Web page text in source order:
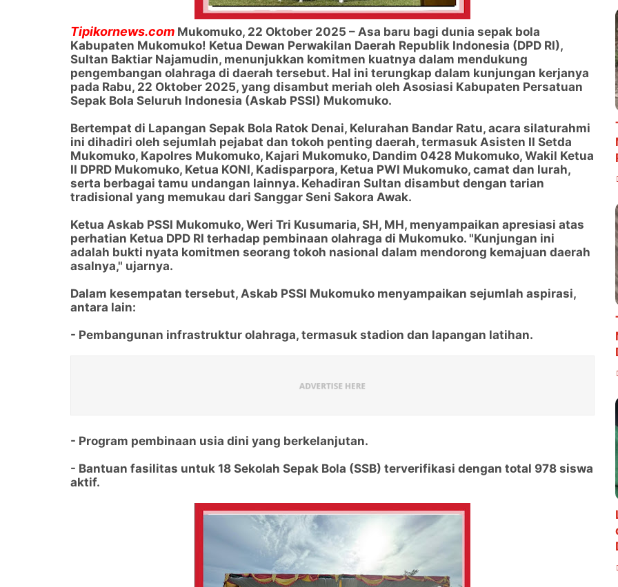
Tipikornews.com Mukomuko, 22 Oktober 2025 – Asa baru bagi dunia sepak bola
Kabupaten Mukomuko! Ketua Dewan Perwakilan Daerah Republik Indonesia (DPD RI),
Sultan Baktiar Najamudin, menunjukkan komitmen kuatnya dalam mendukung
pengembangan olahraga di daerah tersebut. Hal ini terungkap dalam kunjungan kerjanya
pada Rabu, 22 Oktober 2025, yang disambut meriah oleh Asosiasi Kabupaten Persatuan
Sepak Bola Seluruh Indonesia (Askab PSSI) Mukomuko.
Bertempat di Lapangan Sepak Bola Ratok Denai, Kelurahan Bandar Ratu, acara silaturahmi
ini dihadiri oleh sejumlah pejabat dan tokoh penting daerah, termasuk Asisten II Setda
Mukomuko, Kapolres Mukomuko, Kajari Mukomuko, Dandim 0428 Mukomuko, Wakil Ketua
II DPRD Mukomuko, Ketua KONI, Kadisparpora, Ketua PWI Mukomuko, camat dan lurah,
serta berbagai tamu undangan lainnya. Kehadiran Sultan disambut dengan tarian
tradisional yang memukau dari Sanggar Seni Sakora Awak.
Ketua Askab PSSI Mukomuko, Weri Tri Kusumaria, SH, MH, menyampaikan apresiasi atas
perhatian Ketua DPD RI terhadap pembinaan olahraga di Mukomuko. "Kunjungan ini
adalah bukti nyata komitmen seorang tokoh nasional dalam mendorong kemajuan daerah
asalnya," ujarnya.
Dalam kesempatan tersebut, Askab PSSI Mukomuko menyampaikan sejumlah aspirasi,
antara lain:
- Pembangunan infrastruktur olahraga, termasuk stadion dan lapangan latihan.
- Program pembinaan usia dini yang berkelanjutan.
- Bantuan fasilitas untuk 18 Sekolah Sepak Bola (SSB) terverifikasi dengan total 978 siswa
aktif.